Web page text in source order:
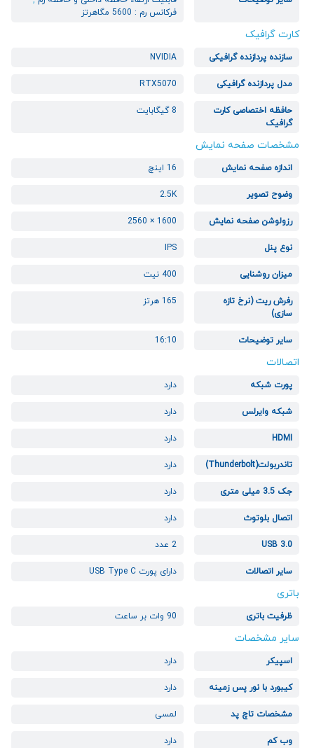
فرکانس رم : 5600 مگاهرتز
کارت گرافیک
سازنده پردازنده گرافیکی NVIDIA
مدل پردازنده گرافیکی RTX5070
حافظه اختصاصی کارت
گرافیک
8 گیگابایت
مشخصات صفحه نمایش
اندازه صفحه نمایش 16 اینچ
وضوح تصویر 2.5K
رزولوشن صفحه نمایش 1600 × 2560
نوع پنل IPS
میزان روشنایی 400 نیت
رفرش ریت (نرخ تازه
سازی)
165 هرتز
سایر توضیحات 16:10
اتصالات
پورت شبکه دارد
شبکه وایرلس دارد
HDMI دارد
تاندربولت(Thunderbolt) دارد
جک 3.5 میلی متری دارد
اتصال بلوتوث دارد
USB 3.0 2 عدد
سایر اتصالات دارای پورت USB Type C
باتری
ظرفیت باتری 90 وات بر ساعت
سایر مشخصات
اسپیکر دارد
کیبورد با نور پس زمینه دارد
مشخصات تاچ پد لمسی
وب کم دارد